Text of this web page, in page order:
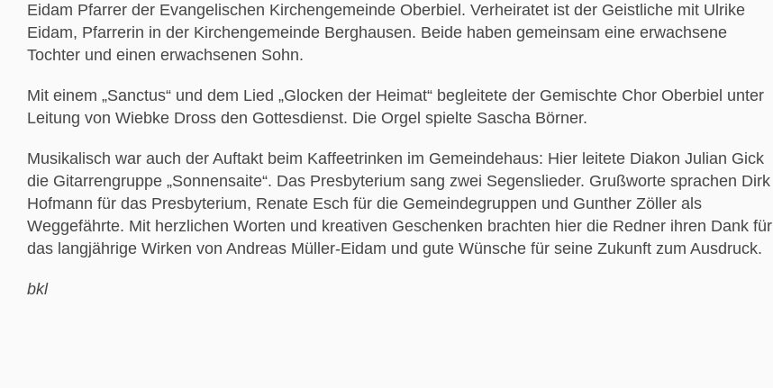
Eidam Pfarrer der Evangelischen Kirchengemeinde Oberbiel. Verheiratet ist der Geistliche mit Ulrike
Eidam, Pfarrerin in der Kirchengemeinde Berghausen. Beide haben gemeinsam eine erwachsene
Tochter und einen erwachsenen Sohn.
Mit einem „Sanctus“ und dem Lied „Glocken der Heimat“ begleitete der Gemischte Chor Oberbiel unter
Leitung von Wiebke Dross den Gottesdienst. Die Orgel spielte Sascha Börner.
Musikalisch war auch der Auftakt beim Kaffeetrinken im Gemeindehaus: Hier leitete Diakon Julian Gick
die Gitarrengruppe „Sonnensaite“. Das Presbyterium sang zwei Segenslieder. Grußworte sprachen Dirk
Hofmann für das Presbyterium, Renate Esch für die Gemeindegruppen und Gunther Zöller als
Weggefährte. Mit herzlichen Worten und kreativen Geschenken brachten hier die Redner ihren Dank für
das langjährige Wirken von Andreas Müller-Eidam und gute Wünsche für seine Zukunft zum Ausdruck.
bkl